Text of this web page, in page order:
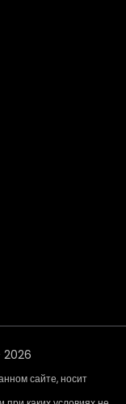
2026
сайте, носит